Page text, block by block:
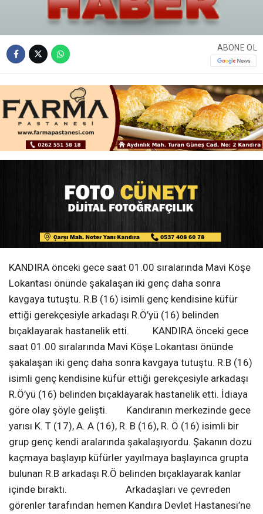
ABONE OL
KANDIRA önceki gece saat 01.00 sıralarında Mavi Köşe
Lokantası önünde şakalaşan iki genç daha sonra
kavgaya tutuştu. R.B (16) isimli genç kendisine küfür
ettiği gerekçesiyle arkadaşı R.Ö’yü (16) belinden
bıçaklayarak hastanelik etti. KANDIRA önceki gece
saat 01.00 sıralarında Mavi Köşe Lokantası önünde
şakalaşan iki genç daha sonra kavgaya tutuştu. R.B (16)
isimli genç kendisine küfür ettiği gerekçesiyle arkadaşı
R.Ö’yü (16) belinden bıçaklayarak hastanelik etti. İdiaya
göre olay şöyle gelişti. Kandıranın merkezinde gece
yarısı K. T (17), A. A (16), R. B (16), R. Ö (16) isimli bir
grup genç kendi aralarında şakalaşıyordu. Şakanın dozu
kaçmaya başlayıp küfürler yayılmaya başlayınca grupta
bulunan R.B arkadaşı R.Ö belinden bıçaklayarak kanlar
içinde bıraktı. Arkadaşları ve çevreden
görenler tarafından hemen Kandıra Devlet Hastanesi’ne